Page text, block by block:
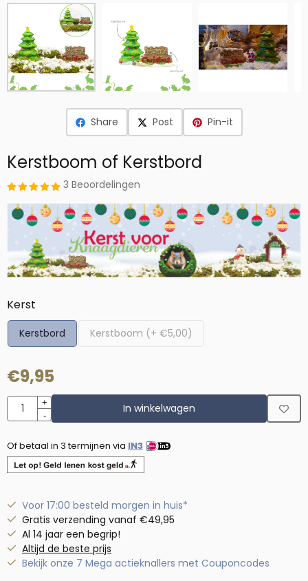
Share Post Pin-it
Kerstboom of Kerstbord
3 Beoordelingen
Maak een keuze voor
Kerst
Kerstbord Kerstboom (+ €5,00)
€9,95
Aantal
+
-
In winkelwagen
Of betaal in 3 termijnen via IN3
Voor 17:00 besteld morgen in huis*
Gratis verzending vanaf €49,95
Al 14 jaar een begrip!
Altijd de beste prijs
Bekijk onze 7 Mega actieknallers met Couponcodes